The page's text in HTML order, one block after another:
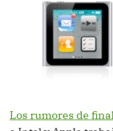
Los rumores de